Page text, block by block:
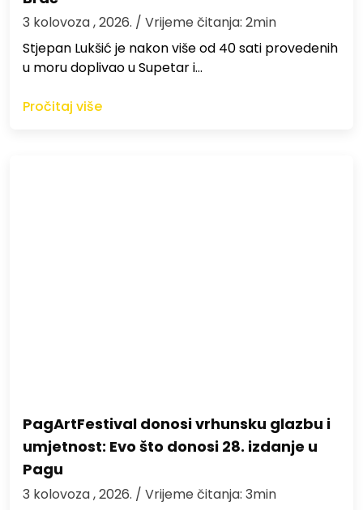
3 kolovoza , 2026. / Vrijeme čitanja: 2min
St​jepan Lukšić je nakon više od 40 sati provedenih
u moru doplivao u Supetar i…
Pročitaj više
PagArtFestival donosi vrhunsku glazbu i
umjetnost: Evo što donosi 28. izdanje u
Pagu
3 kolovoza , 2026. / Vrijeme čitanja: 3min